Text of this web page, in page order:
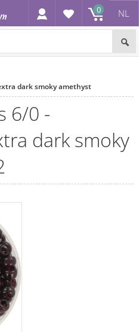
NL
0
dark smoky amethyst
dark smoky